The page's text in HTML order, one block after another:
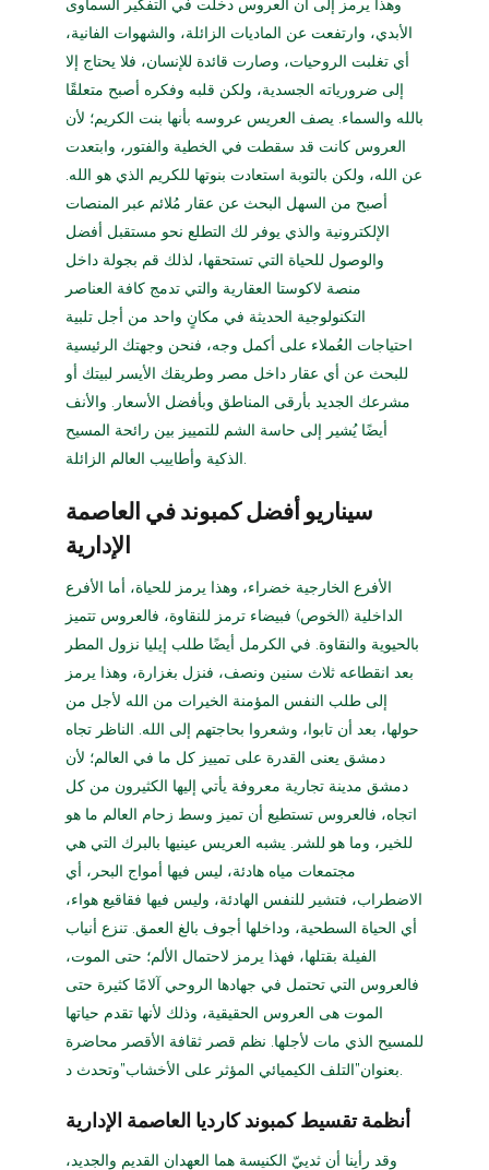
وهذا يرمز إلى أن العروس دخلت في التفكير السماوى
الأبدي، وارتفعت عن الماديات الزائلة، والشهوات الفانية،
أي تغلبت الروحيات، وصارت قائدة للإنسان، فلا يحتاج إلا
إلى ضرورياته الجسدية، ولكن قلبه وفكره أصبح متعلقًا
بالله والسماء. يصف العريس عروسه بأنها بنت الكريم؛ لأن
العروس كانت قد سقطت في الخطية والفتور، وابتعدت
عن الله، ولكن بالتوبة استعادت بنوتها للكريم الذي هو الله.
أصبح من السهل البحث عن عقار مُلائم عبر المنصات
الإلكترونية والذي يوفر لك التطلع نحو مستقبل أفضل
والوصول للحياة التي تستحقها، لذلك قم بجولة داخل
منصة لاكوستا العقارية والتي تدمج كافة العناصر
التكنولوجية الحديثة في مكانٍ واحد من أجل تلبية
احتياجات العُملاء على أكمل وجه، فنحن وجهتك الرئيسية
للبحث عن أي عقار داخل مصر وطريقك الأيسر لبيتك أو
مشرعك الجديد بأرقى المناطق وبأفضل الأسعار. والأنف
أيضًا يُشير إلى حاسة الشم للتمييز بين رائحة المسيح
سيناريو أفضل كمبوند في العاصمة
الإدارية
الأفرع الخارجية خضراء، وهذا يرمز للحياة، أما الأفرع
الداخلية (الخوص) فبيضاء ترمز للنقاوة، فالعروس تتميز
بالحيوية والنقاوة. في الكرمل أيضًا طلب إيليا نزول المطر
بعد انقطاعه ثلاث سنين ونصف، فنزل بغزارة، وهذا يرمز
إلى طلب النفس المؤمنة الخيرات من الله لأجل من
حولها، بعد أن تابوا، وشعروا بحاجتهم إلى الله. الناظر تجاه
دمشق يعنى القدرة على تمييز كل ما في العالم؛ لأن
دمشق مدينة تجارية معروفة يأتي إليها الكثيرون من كل
اتجاه، فالعروس تستطيع أن تميز وسط زحام العالم ما هو
للخير، وما هو للشر. يشبه العريس عينيها بالبرك التي هي
مجتمعات مياه هادئة، ليس فيها أمواج البحر، أي
الاضطراب، فتشير للنفس الهادئة، وليس فيها فقاقيع هواء،
أي الحياة السطحية، وداخلها أجوف بالغ العمق. تنزع أنياب
الفيلة بقتلها، فهذا يرمز لاحتمال الألم؛ حتى الموت،
فالعروس التي تحتمل في جهادها الروحي آلامًا كثيرة حتى
الموت هى العروس الحقيقية، وذلك لأنها تقدم حياتها
للمسيح الذي مات لأجلها. نظم قصر ثقافة الأقصر محاضرة
أنظمة تقسيط كمبوند كارديا العاصمة الإدارية
وقد رأينا أن ثدييّ الكنيسة هما العهدان القديم والجديد،